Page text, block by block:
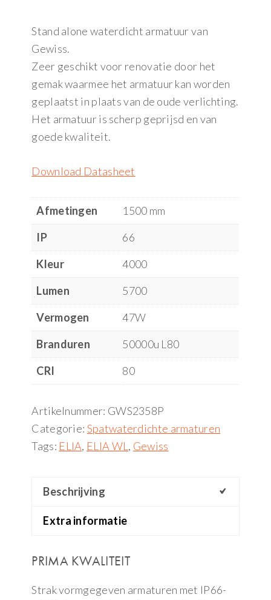
Stand alone waterdicht armatuur van
Gewiss.
Zeer geschikt voor renovatie door het
gemak waarmee het armatuur kan worden
geplaatst in plaats van de oude verlichting.
Het armatuur is scherp geprijsd en van
goede kwaliteit.
Download Datasheet
Afmetingen
1500 mm
IP
66
Kleur
4000
Lumen
5700
Vermogen
47W
Branduren
50000u L80
CRI
80
Artikelnummer: GWS2358P
Categorie: Spatwaterdichte armaturen
Tags: ELIA, ELIA WL , Gewiss
Beschrijving
Extra informatie
PRIMA KWALITEIT
Strak vormgegeven armaturen met IP66-